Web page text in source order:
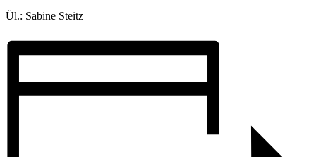
Ül.: Sabine Steitz